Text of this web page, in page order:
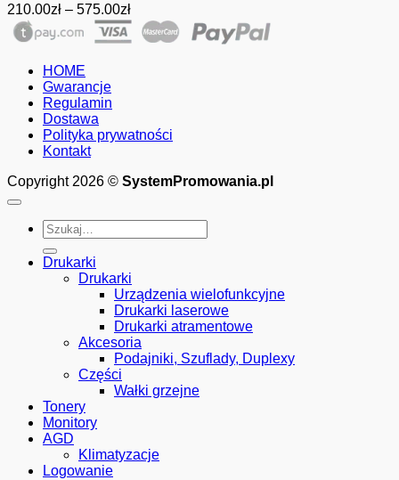
210.00zł – 575.00złZakres
cen:
od
HOME
Gwarancje
Regulamin
Dostawa
Polityka prywatności
Kontakt
Copyright 2026 © SystemPromowania.pl
Szukaj:
Drukarki
Drukarki
Urządzenia wielofunkcyjne
Drukarki laserowe
Drukarki atramentowe
Akcesoria
Podajniki, Szuflady, Duplexy
Części
Wałki grzejne
Tonery
Monitory
AGD
Klimatyzacje
Logowanie